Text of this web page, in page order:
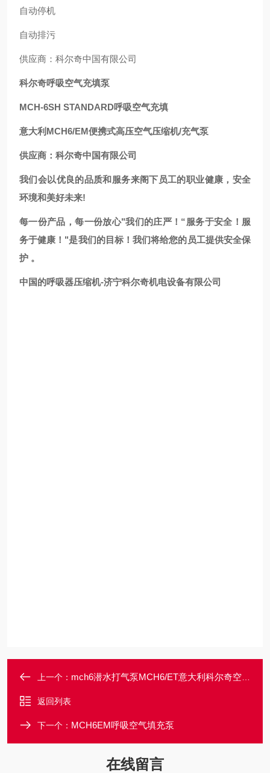
自动停机
自动排污
供应商：科尔奇中国有限公司
科尔奇呼吸空气充填泵
MCH-6SH STANDARD呼吸空气充填
意大利MCH6/EM便携式高压空气压缩机/充气泵
供应商：科尔奇中国有限公司
我们会以优良的品质和服务来阁下员工的职业健康，安全
环境和美好未来!
每一份产品，每一份放心"我们的庄严！“服务于安全！服
务于健康！"是我们的目标！我们将给您的员工提供安全保
护 。
中国的呼吸器压缩机-济宁科尔奇机电设备有限公司
上一个： mch6潜水打气泵MCH6/ET意大利科尔奇空气填充泵
返回列表
下一个： MCH6EM呼吸空气填充泵
在线留言